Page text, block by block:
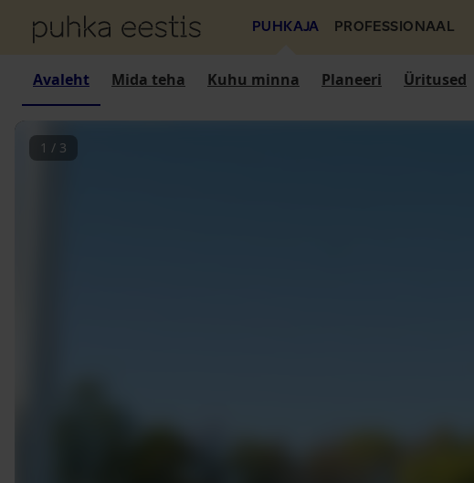
PUHKAJA PROFESSIONAAL
Avaleht Mida teha Kuhu minna Planeeri Üritused
1 / 3